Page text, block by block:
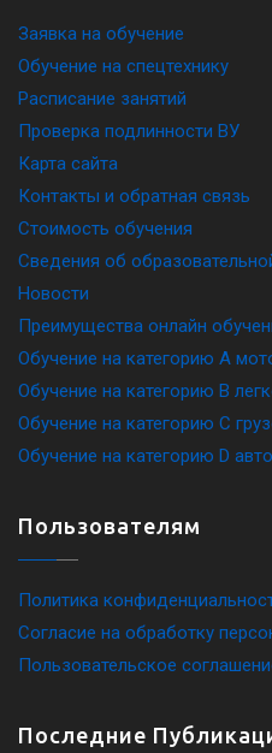
Заявка на обучение
Обучение на спецтехнику
Расписание занятий
Проверка подлинности ВУ
Карта сайта
Контакты и обратная связь
Стоимость обучения
Сведения об
Новости
Преимущества онлайн
Обучение на категорию A
Обучение на категорию B
Обучение на категорию C
Обучение на категорию D
Пользователям
Политика
Согласие на обработку
Пользовательское
Последние